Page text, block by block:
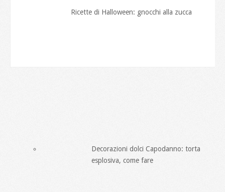
Ricette di Halloween: gnocchi alla zucca
Decorazioni dolci Capodanno: torta
esplosiva, come fare